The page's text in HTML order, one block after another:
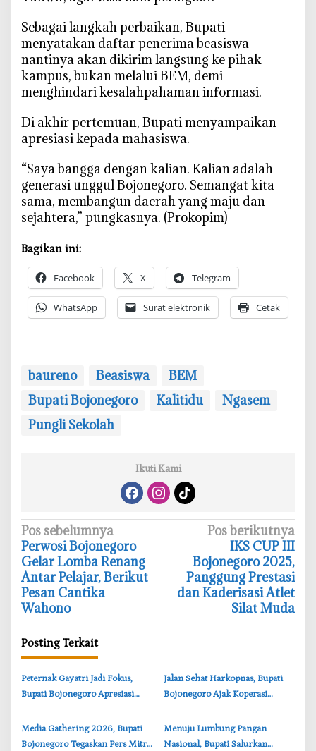
‎Sebagai langkah perbaikan, Bupati
menyatakan daftar penerima beasiswa
nantinya akan dikirim langsung ke pihak
kampus, bukan melalui BEM, demi
menghindari kesalahpahaman informasi.
‎Di akhir pertemuan, Bupati menyampaikan
apresiasi kepada mahasiswa.
‎“Saya bangga dengan kalian. Kalian adalah
generasi unggul Bojonegoro. Semangat kita
sama, membangun daerah yang maju dan
sejahtera,” pungkasnya. (Prokopim)
Bagikan ini:
Facebook X Telegram
WhatsApp Surat elektronik Cetak
baureno Beasiswa
BEM
Bupati Bojonegoro
Kalitidu
Ngasem
Pungli Sekolah
Ikuti Kami
N
a
v
i
g
s
i
p
s
Pos sebelumnya
Perwosi Bojonegoro
Gelar Lomba Renang
Antar Pelajar, Berikut
Pesan Cantika
Wahono
Pos berikutnya
‎IKS CUP III
Bojonegoro 2025,
Panggung Prestasi
dan Kaderisasi Atlet
Silat Muda
Posting Terkait
‎Peternak Gayatri Jadi Fokus,
Bupati Bojonegoro Apresiasi
Brawijaya
‎Jalan Sehat Harkopnas, Bupati
Bojonegoro Ajak Koperasi
‎Media Gathering 2026, Bupati
Bojonegoro Tegaskan Pers Mitra
‎Menuju Lumbung Pangan
Nasional, Bupati Salurkan